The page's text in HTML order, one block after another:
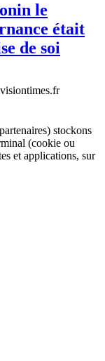
le
était
de soi
stockons
(cookie ou
et applications, sur